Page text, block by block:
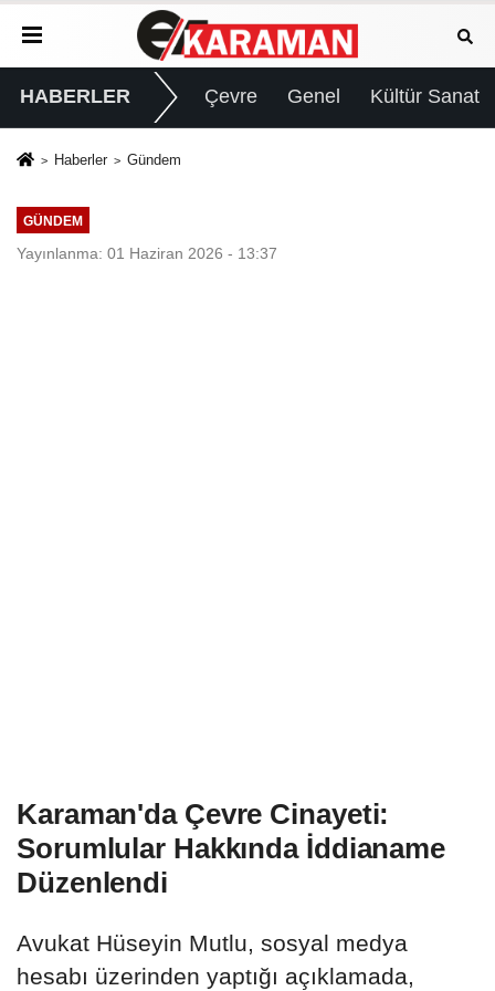
HABERLER Çevre Genel Kültür Sanat
Haberler Gündem
GÜNDEM
Yayınlanma: 01 Haziran 2026 - 13:37
Karaman'da Çevre Cinayeti:
Sorumlular Hakkında İddianame
Düzenlendi
Avukat Hüseyin Mutlu, sosyal medya
hesabı üzerinden yaptığı açıklamada,